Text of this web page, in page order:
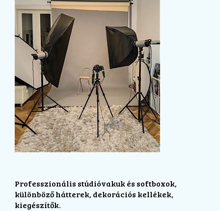
Professzionális stúdióvakuk és softboxok,
különböző hátterek, dekorációs kellékek,
kiegészítők.